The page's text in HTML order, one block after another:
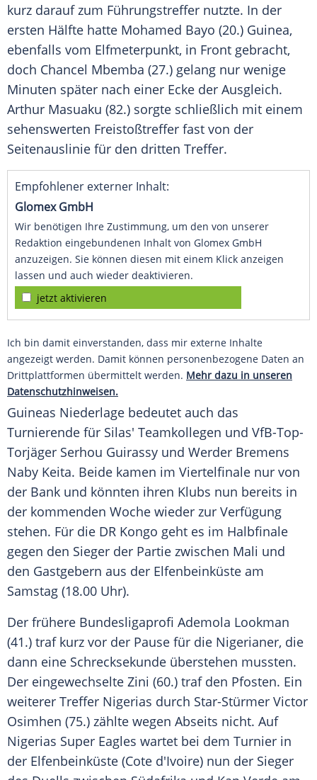
kurz darauf zum Führungstreffer nutzte. In der
ersten Hälfte hatte Mohamed Bayo (20.) Guinea,
ebenfalls vom Elfmeterpunkt, in Front gebracht,
doch Chancel Mbemba (27.) gelang nur wenige
Minuten später nach einer Ecke der Ausgleich.
Arthur Masuaku (82.) sorgte schließlich mit einem
sehenswerten Freistoßtreffer fast von der
Seitenauslinie für den dritten Treffer.
Empfohlener externer Inhalt:
Glomex GmbH
Wir benötigen Ihre Zustimmung, um den von unserer
Redaktion eingebundenen Inhalt von Glomex GmbH
anzuzeigen. Sie können diesen mit einem Klick anzeigen
lassen und auch wieder deaktivieren.
jetzt aktivieren
Ich bin damit einverstanden, dass mir externe Inhalte
angezeigt werden. Damit können personenbezogene Daten an
Drittplattformen übermittelt werden. Mehr dazu in unseren
Datenschutzhinweisen.
Guineas Niederlage bedeutet auch das
Turnierende für Silas' Teamkollegen und VfB-Top-
Torjäger Serhou Guirassy und Werder Bremens
Naby Keita. Beide kamen im Viertelfinale nur von
der Bank und könnten ihren Klubs nun bereits in
der kommenden Woche wieder zur Verfügung
stehen. Für die DR Kongo geht es im Halbfinale
gegen den Sieger der Partie zwischen Mali und
den Gastgebern aus der Elfenbeinküste am
Samstag (18.00 Uhr).
Der frühere Bundesligaprofi Ademola Lookman
(41.) traf kurz vor der Pause für die Nigerianer, die
dann eine Schrecksekunde überstehen mussten.
Der eingewechselte Zini (60.) traf den Pfosten. Ein
weiterer Treffer Nigerias durch Star-Stürmer Victor
Osimhen (75.) zählte wegen Abseits nicht. Auf
Nigerias Super Eagles wartet bei dem Turnier in
der Elfenbeinküste (Cote d'Ivoire) nun der Sieger